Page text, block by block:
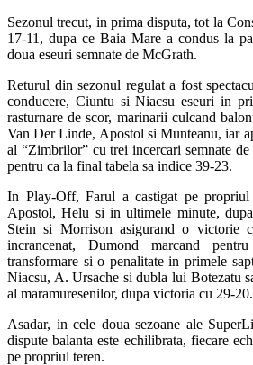
Sezonul trecut, in prima disputa, tot la
17-11, dupa ce Baia Mare a condus la
doua eseuri semnate de McGrath.
Returul din sezonul regulat a fost
conducere, Ciuntu si Niacsu eseuri in
rasturnare de scor, marinarii culcand
Van Der Linde, Apostol si Munteanu, iar
al “Zimbrilor” cu trei incercari semnate
pentru ca la final tabela sa indice 39-23.
In Play-Off, Farul a castigat pe propriul
Apostol, Helu si in ultimele minute,
Stein si Morrison asigurand o victorie
incrancenat, Dumond marcand
transformare si o penalitate in primele
Niacsu, A. Ursache si dubla lui Botezatu
al maramuresenilor, dupa victoria cu 29-20.
Asadar, in cele doua sezoane ale
dispute balanta este echilibrata, fiecare
pe propriul teren.